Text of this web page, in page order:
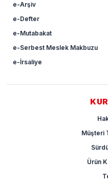
e-Arşiv
e-Defter
e-Mutabakat
e-Serbest Meslek Makbuzu
e-İrsaliye
Müşteri
Ürün